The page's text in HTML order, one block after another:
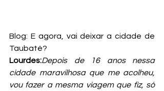
Blog: E agora, vai deixar a cidade de
Taubaté?
Lourdes:Depois de 16 anos nessa
cidade maravilhosa que me acolheu,
vou fazer a mesma viagem que fiz, só